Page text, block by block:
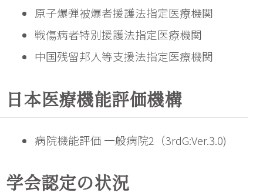
原子爆弾被爆者援護法指定医療機関
戦傷病者特別援護法指定医療機関
中国残留邦人等支援法指定医療機関
日本医療機能評価機構
学会認定の状況